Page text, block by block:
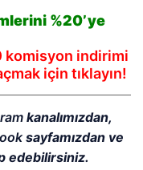
%20’ye
komisyon indirimi
için tıklayın!
kanalımızdan,
sayfamızdan ve
edebilirsiniz.